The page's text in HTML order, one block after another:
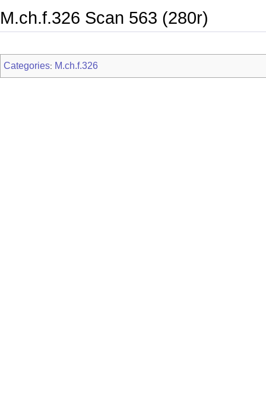
M.ch.f.326 Scan 563 (280r)
Categories: M.ch.f.326